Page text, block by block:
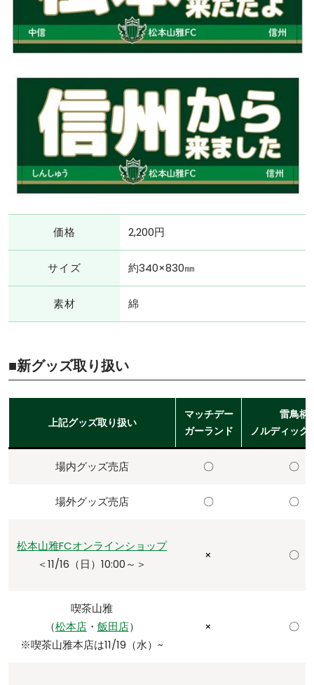
価格 2,200円
サイズ 約340×830㎜
素材 綿
■新グッズ取り扱い
上記グッズ取り扱い
マッチデー
ガーランド
雷鳥柄
ノルディック
場内グッズ売店 〇 〇
場外グッズ売店 〇 〇
松本山雅FCオンラインショップ
＜11/16（日）10:00～＞
× 〇
喫茶山雅
（松本店・ 飯田店）
※喫茶山雅本店は11/19（水）~
× 〇